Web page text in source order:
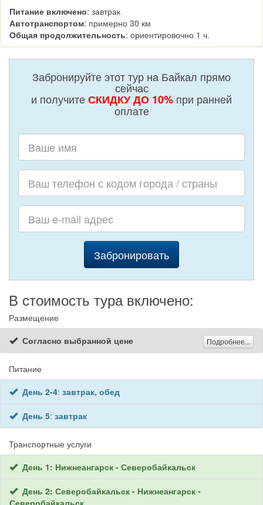
Питание включено: завтрак
Автотранспортом: примерно 30 км
Общая продолжительность: ориентировочно 1 ч.
Забронируйте этот тур на Байкал прямо
сейчас
и получитеСКИДКУ ДО 10% при ранней
оплате
Забронировать
В стоимость тура включено:
Размещение
Согласно выбранной цене
Подробнее...
Питание
День 2-4: завтрак, обед
День 5: завтрак
Транспортные услуги
День 1: Нижнеангарск - Северобайкальск
День 2: Северобайкальск - Нижнеангарск -
Северобайкальск